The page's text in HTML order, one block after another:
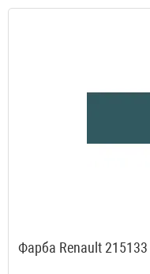
Фарба Renault 215133